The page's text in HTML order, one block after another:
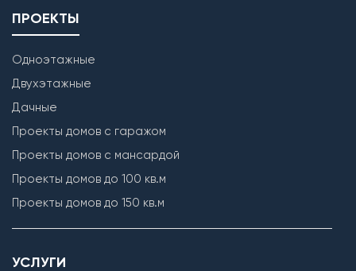
ПРОЕКТЫ
Одноэтажные
Двухэтажные
Дачные
Проекты домов с гаражом
Проекты домов с мансардой
Проекты домов до 100 кв.м
Проекты домов до 150 кв.м
УСЛУГИ